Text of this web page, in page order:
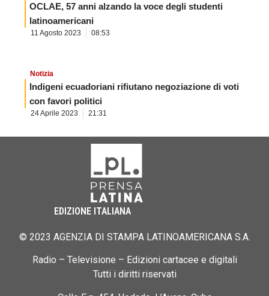
OCLAE, 57 anni alzando la voce degli studenti
latinoamericani
11 Agosto 2023 08:53
Notizia
Indigeni ecuadoriani rifiutano negoziazione di voti
con favori politici
24 Aprile 2023 21:31
EDIZIONE ITALIANA
© 2023 AGENZIA DI STAMPA LATINOAMERICANA S.A.
Radio – Televisione – Edizioni cartacee e digitali
Tutti i diritti riservati